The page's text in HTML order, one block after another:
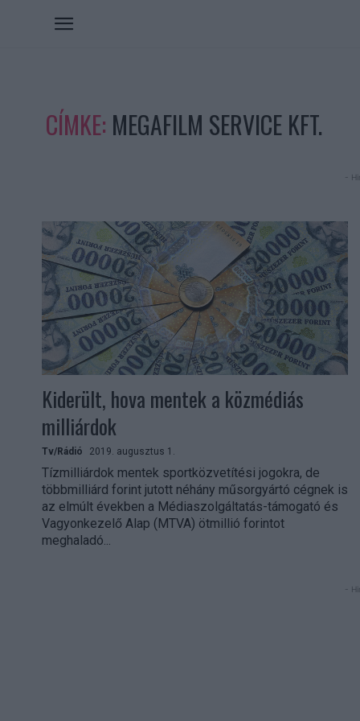
CÍMKE: MEGAFILM SERVICE KFT.
-
Kiderült, hova mentek a közmédiás
milliárdok
Tv/Rádió 2019. augusztus 1.
Tízmilliárdok mentek sportközvetítési jogokra, de
többmilliárd forint jutott néhány műsorgyártó cégnek is
az elmúlt években a Médiaszolgáltatás-támogató és
Vagyonkezelő Alap (MTVA) ötmillió forintot
meghaladó...
-